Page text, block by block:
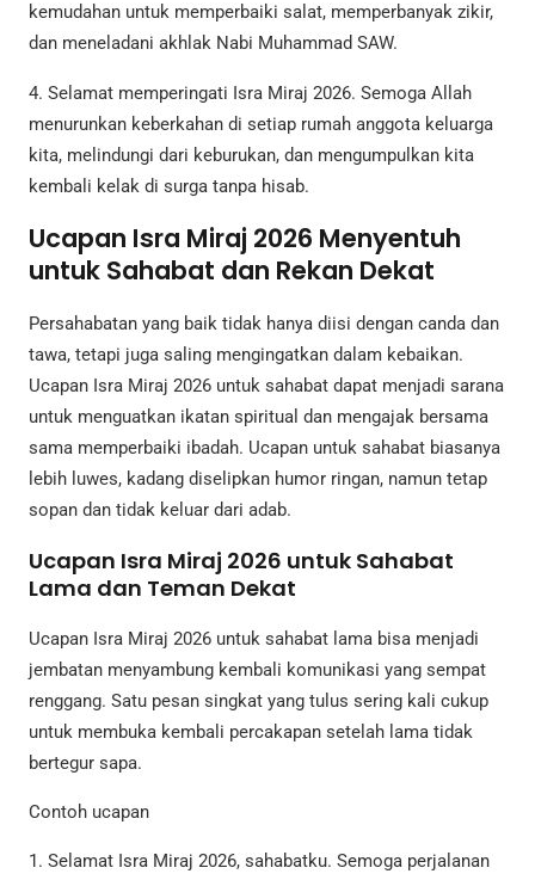
kemudahan untuk memperbaiki salat, memperbanyak zikir,
dan meneladani akhlak Nabi Muhammad SAW.
4. Selamat memperingati Isra Miraj 2026. Semoga Allah
menurunkan keberkahan di setiap rumah anggota keluarga
kita, melindungi dari keburukan, dan mengumpulkan kita
kembali kelak di surga tanpa hisab.
Ucapan Isra Miraj 2026 Menyentuh
untuk Sahabat dan Rekan Dekat
Persahabatan yang baik tidak hanya diisi dengan canda dan
tawa, tetapi juga saling mengingatkan dalam kebaikan.
Ucapan Isra Miraj 2026 untuk sahabat dapat menjadi sarana
untuk menguatkan ikatan spiritual dan mengajak bersama
sama memperbaiki ibadah. Ucapan untuk sahabat biasanya
lebih luwes, kadang diselipkan humor ringan, namun tetap
sopan dan tidak keluar dari adab.
Ucapan Isra Miraj 2026 untuk Sahabat
Lama dan Teman Dekat
Ucapan Isra Miraj 2026 untuk sahabat lama bisa menjadi
jembatan menyambung kembali komunikasi yang sempat
renggang. Satu pesan singkat yang tulus sering kali cukup
untuk membuka kembali percakapan setelah lama tidak
bertegur sapa.
Contoh ucapan
1. Selamat Isra Miraj 2026, sahabatku. Semoga perjalanan